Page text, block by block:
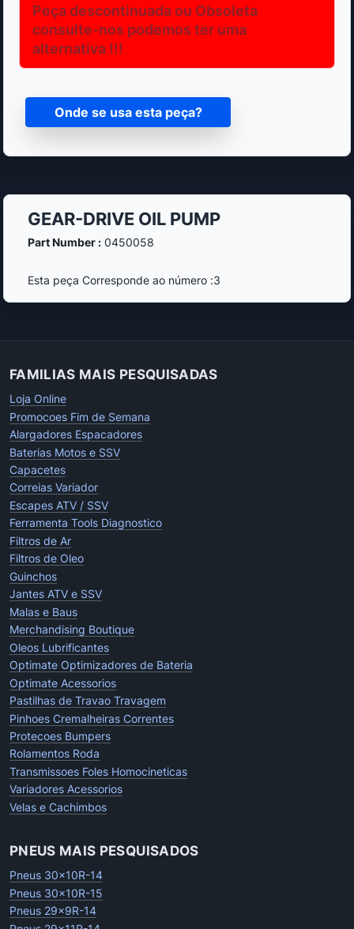
Peça descontinuada ou Obsoleta
consulte-nos podemos ter uma
alternativa !!!
Onde se usa esta peça?
GEAR-DRIVE OIL PUMP
Part Number :0450058
Esta peça Corresponde ao número :3
FAMILIAS MAIS PESQUISADAS
Loja Online
Promocoes Fim de Semana
Alargadores Espacadores
Baterias Motos e SSV
Capacetes
Correias Variador
Escapes ATV / SSV
Ferramenta Tools Diagnostico
Filtros de Ar
Filtros de Oleo
Guinchos
Jantes ATV e SSV
Malas e Baus
Merchandising Boutique
Oleos Lubrificantes
Optimate Optimizadores de Bateria
Optimate Acessorios
Pastilhas de Travao Travagem
Pinhoes Cremalheiras Correntes
Protecoes Bumpers
Rolamentos Roda
Transmissoes Foles Homocineticas
Variadores Acessorios
Velas e Cachimbos
PNEUS MAIS PESQUISADOS
Pneus 30x10R-14
Pneus 30x10R-15
Pneus 29x9R-14